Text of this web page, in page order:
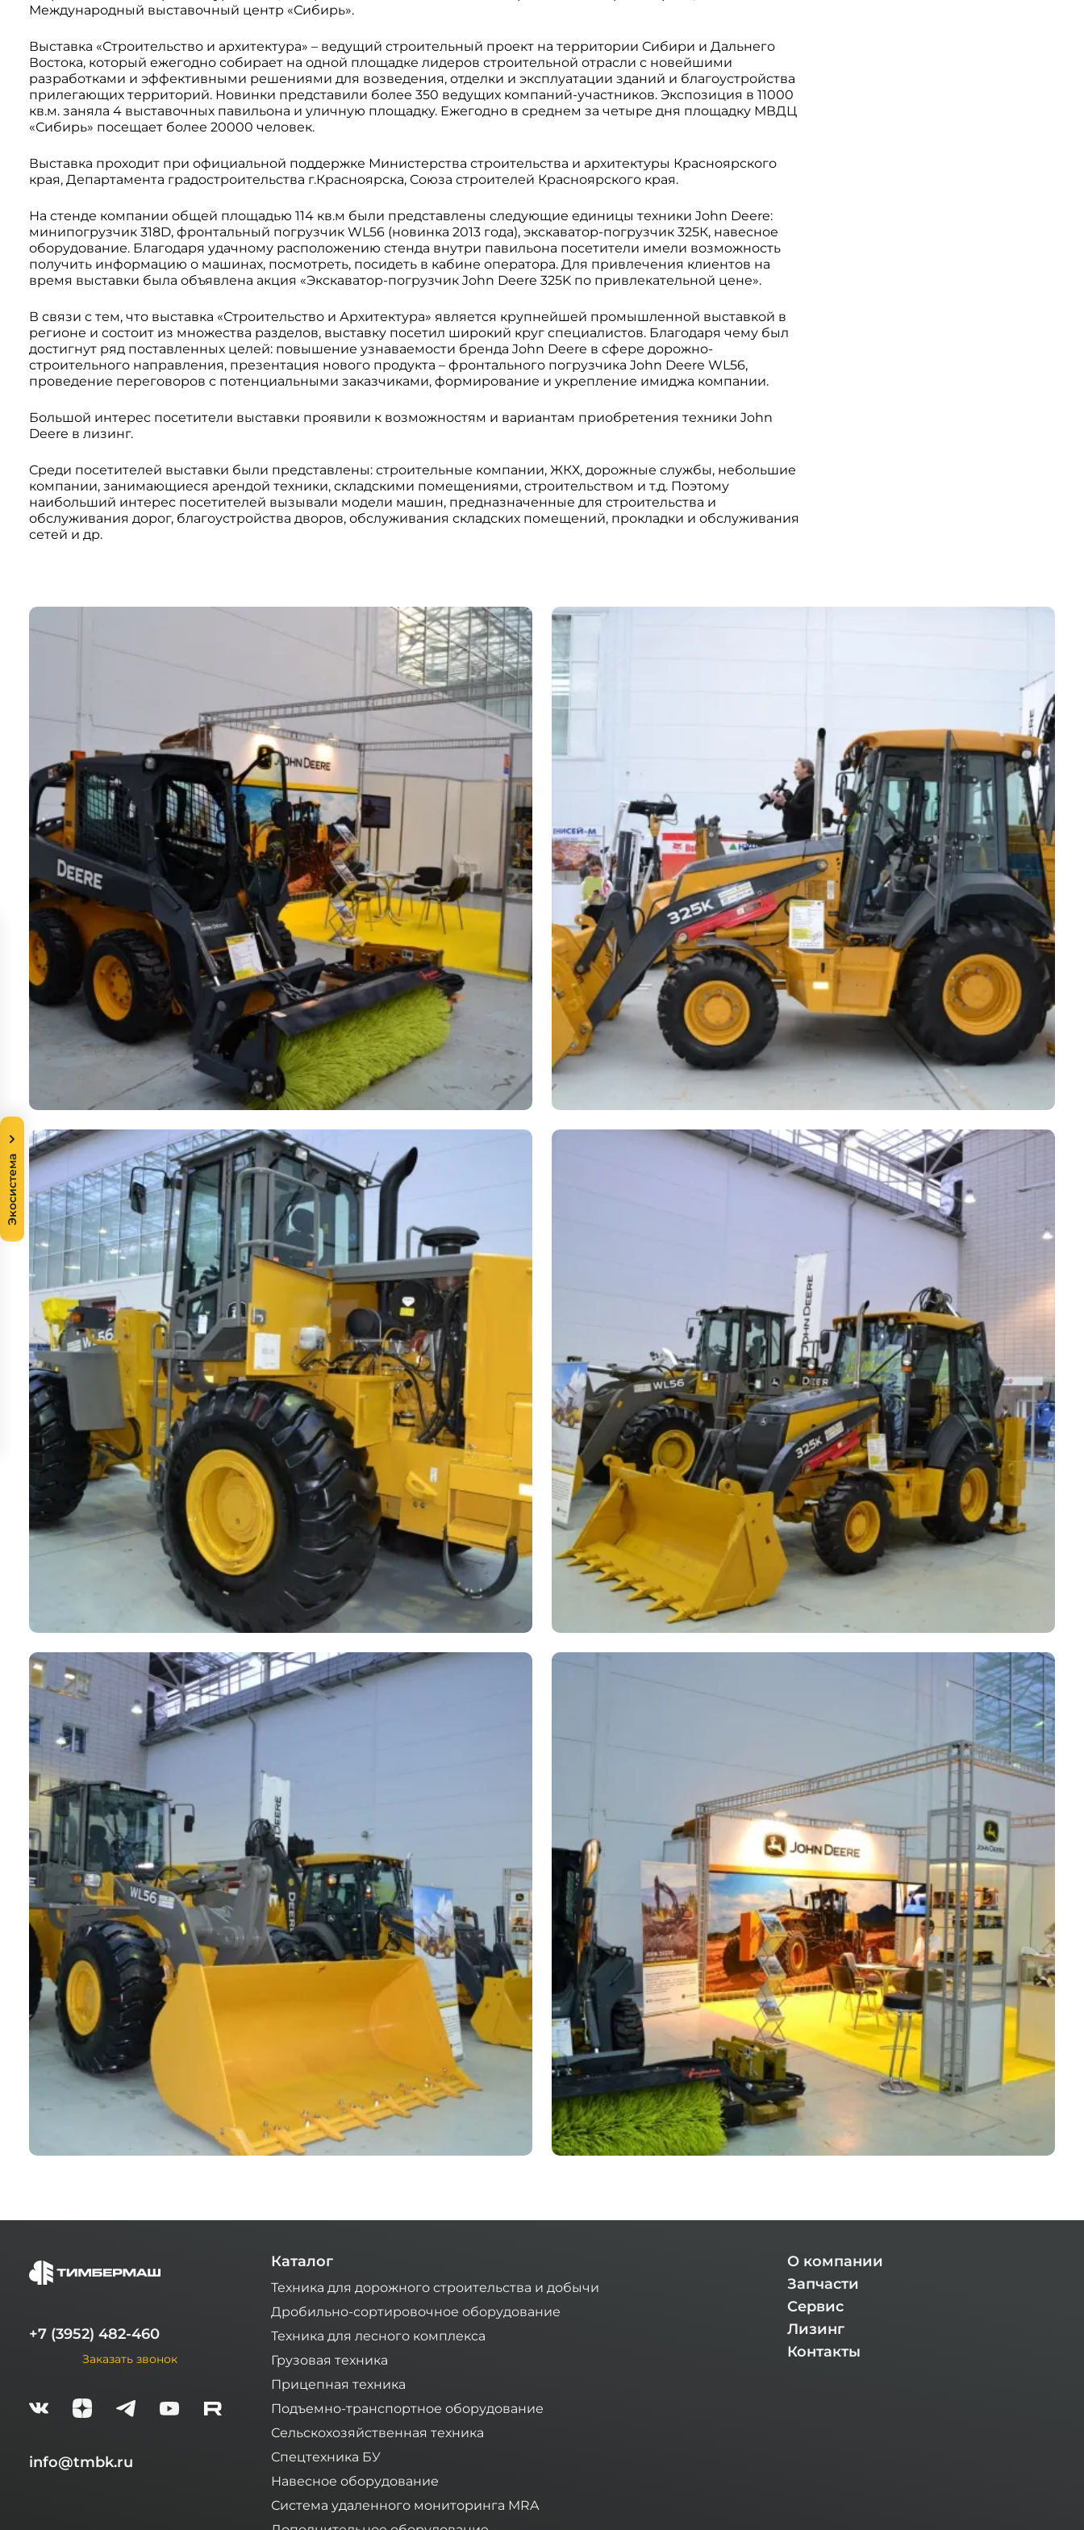
Международный выставочный центр «Сибирь».
Выставка «Строительство и архитектура» – ведущий строительный проект на территории Сибири и Дальнего
Востока, который ежегодно собирает на одной площадке лидеров строительной отрасли с новейшими
разработками и эффективными решениями для возведения, отделки и эксплуатации зданий и благоустройства
прилегающих территорий. Новинки представили более 350 ведущих компаний-участников. Экспозиция в 11000
кв.м. заняла 4 выставочных павильона и уличную площадку. Ежегодно в среднем за четыре дня площадку МВДЦ
«Сибирь» посещает более 20000 человек.
Выставка проходит при официальной поддержке Министерства строительства и архитектуры Красноярского
края, Департамента градостроительства г.Красноярска, Союза строителей Красноярского края.
На стенде компании общей площадью 114 кв.м были представлены следующие единицы техники John Deere:
минипогрузчик 318D, фронтальный погрузчик WL56 (новинка 2013 года), экскаватор-погрузчик 325К, навесное
оборудование. Благодаря удачному расположению стенда внутри павильона посетители имели возможность
получить информацию о машинах, посмотреть, посидеть в кабине оператора. Для привлечения клиентов на
время выставки была объявлена акция «Экскаватор-погрузчик John Deere 325K по привлекательной цене».
В связи с тем, что выставка «Строительство и Архитектура» является крупнейшей промышленной выставкой в
регионе и состоит из множества разделов, выставку посетил широкий круг специалистов. Благодаря чему был
достигнут ряд поставленных целей: повышение узнаваемости бренда John Deere в сфере дорожно-
строительного направления, презентация нового продукта – фронтального погрузчика John Deere WL56,
проведение переговоров с потенциальными заказчиками, формирование и укрепление имиджа компании.
Большой интерес посетители выставки проявили к возможностям и вариантам приобретения техники John
Deere в лизинг.
Среди посетителей выставки были представлены: строительные компании, ЖКХ, дорожные службы, небольшие
компании, занимающиеся арендой техники, складскими помещениями, строительством и т.д. Поэтому
наибольший интерес посетителей вызывали модели машин, предназначенные для строительства и
обслуживания дорог, благоустройства дворов, обслуживания складских помещений, прокладки и обслуживания
сетей и др.
+7 (3952) 482-460
Заказать звонок
info@tmbk.ru
Каталог
Техника для дорожного строительства и добычи
Дробильно-сортировочное оборудование
Техника для лесного комплекса
Грузовая техника
Прицепная техника
Подъемно-транспортное оборудование
Сельскохозяйственная техника
Спецтехника БУ
Навесное оборудование
Система удаленного мониторинга MRA
О компании
Запчасти
Сервис
Лизинг
Контакты
Экосистема
Системы 3D нивелирования
Мини-погрузчики
Грейферные захваты